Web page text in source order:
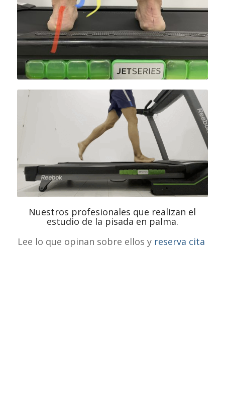
Nuestros profesionales que realizan el
estudio de la pisada en palma.
Lee lo que opinan sobre ellos y reserva cita